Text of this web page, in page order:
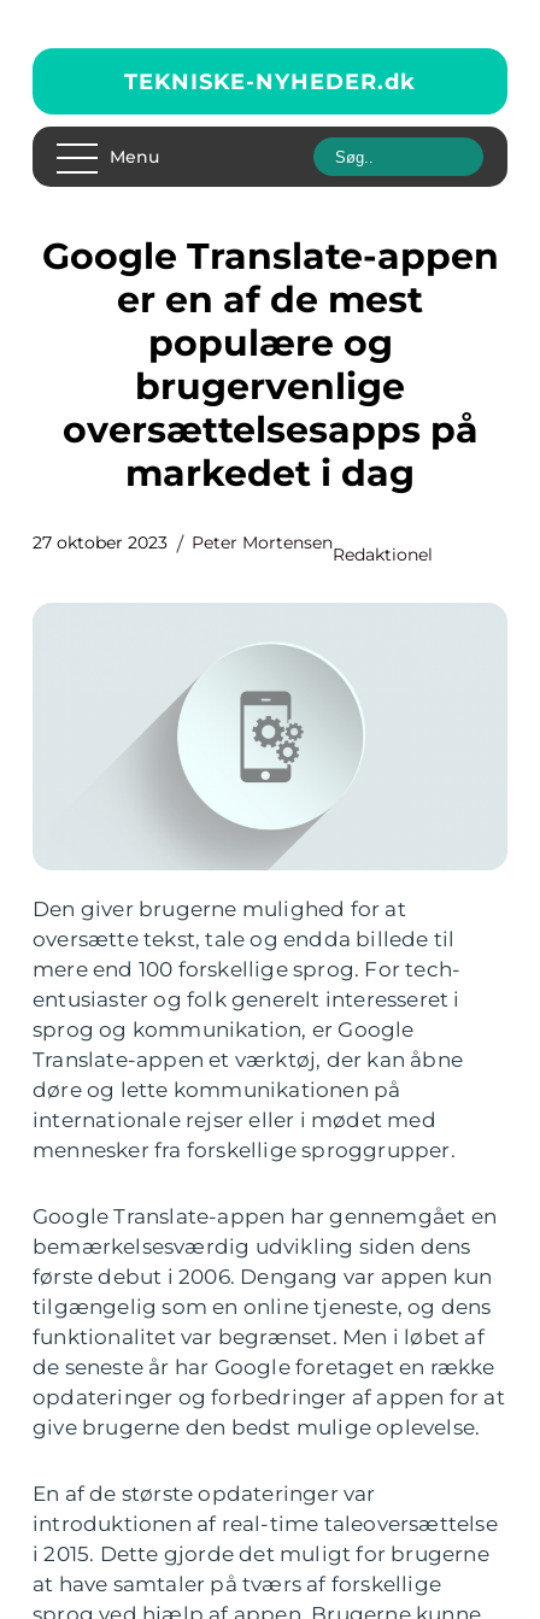
TEKNISKE-NYHEDER.dk
Menu
Google Translate-appen
er en af de mest
populære og
brugervenlige
oversættelsesapps på
markedet i dag
27 oktober 2023 Peter Mortensen
Redaktionel
Den giver brugerne mulighed for at
oversætte tekst, tale og endda billede til
mere end 100 forskellige sprog. For tech-
entusiaster og folk generelt interesseret i
sprog og kommunikation, er Google
Translate-appen et værktøj, der kan åbne
døre og lette kommunikationen på
internationale rejser eller i mødet med
mennesker fra forskellige sproggrupper.
Google Translate-appen har gennemgået en
bemærkelsesværdig udvikling siden dens
første debut i 2006. Dengang var appen kun
tilgængelig som en online tjeneste, og dens
funktionalitet var begrænset. Men i løbet af
de seneste år har Google foretaget en række
opdateringer og forbedringer af appen for at
give brugerne den bedst mulige oplevelse.
En af de største opdateringer var
introduktionen af real-time taleoversættelse
i 2015. Dette gjorde det muligt for brugerne
at have samtaler på tværs af forskellige
sprog ved hjælp af appen. Brugerne kunne